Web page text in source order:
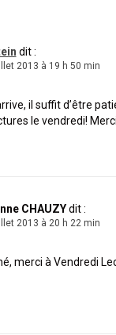
dit :
2013 à 19 h 50 min
il suffit d’être
le vendredi!
CHAUZY dit :
2013 à 20 h 22 min
merci à Vendredi